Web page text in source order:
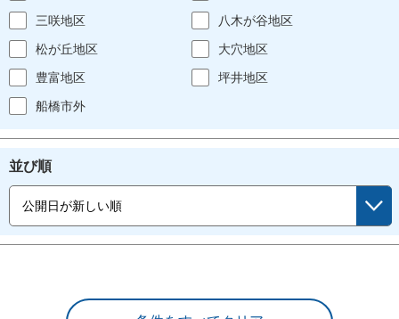
三咲地区
八木が谷地区
松が丘地区
大穴地区
豊富地区
坪井地区
船橋市外
並び順